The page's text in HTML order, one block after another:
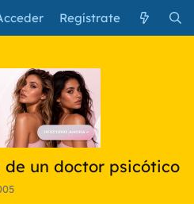
Regístrate
de un doctor psicótico